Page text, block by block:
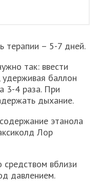
терапии – 5-7 дней.
так: ввести
удерживая баллон
3-4 раза. При
дыхание.
этанола
Лор
средством вблизи
давлением.